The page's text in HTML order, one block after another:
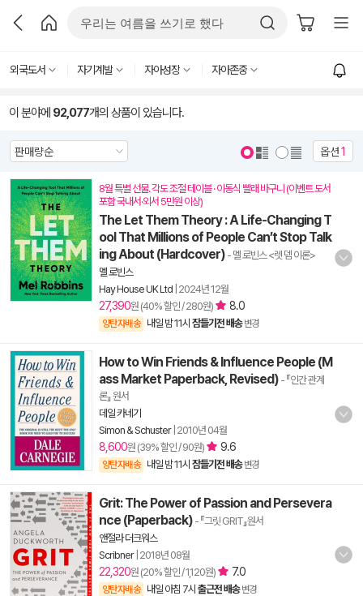
외국도서 자기계발 자아성장 자아존중
이 분야에 92,077개의 상품이 있습니다.
옵션1
8월 특별 선물. 각도 조절 테이블 · 이동식 빨래 바구니 (이벤트 도서
포함 국내서·외서 5만원 이상)
The Let Them Theory : A Life-Changing T
ool That Millions of People Can’t Stop Talk
ing About (Hardcover) - 멜 로빈스 <렛 뎀 이론>
멜 로빈스
Hay House UK Ltd 2024년 12월
27,390원 (40% 할인 / 280원) 8.0
양탄자배송 내일 밤 11시 잠들기전 배송 변경
How to Win Friends & Influence People (M
ass Market Paperback, Revised) - 『인간 관계
론』 원서
데일 카네기
Simon & Schuster| 2010년 04월
8,600원 (39% 할인 / 90원) 9.6
양탄자배송 내일 밤 11시 잠들기전 배송 변경
Grit: The Power of Passion and Persevera
nce (Paperback) - 『그릿 GRIT』원서
앤절라 더크워스
Scribner| 2018년 08월
22,320원 (20% 할인 / 1,120원) 7.0
양탄자배송 내일 아침 7시 출근전 배송 변경